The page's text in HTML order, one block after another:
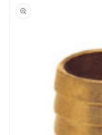
informazioni
sul prodotto